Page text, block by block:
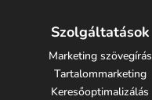
Szolgáltatások
Marketing szövegírás
Tartalommarketing
Keresőoptimalizálás